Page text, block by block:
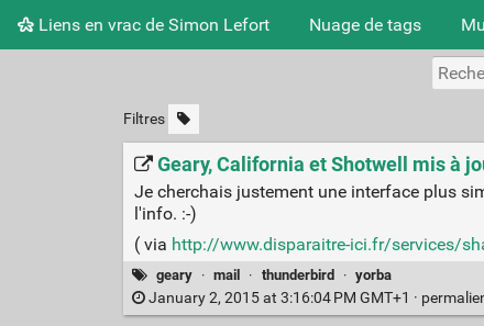
Liens en vrac de Simon Lefort Nuage de tags
Filtres
Geary, California et Shotwell mis à
Je cherchais justement une interface plus
l'info. :-)
( via http://www.disparaitre-ici.fr/services/
geary · mail · thunderbird · yorba
January 2, 2015 at 3:16:04 PM GMT+1 ·